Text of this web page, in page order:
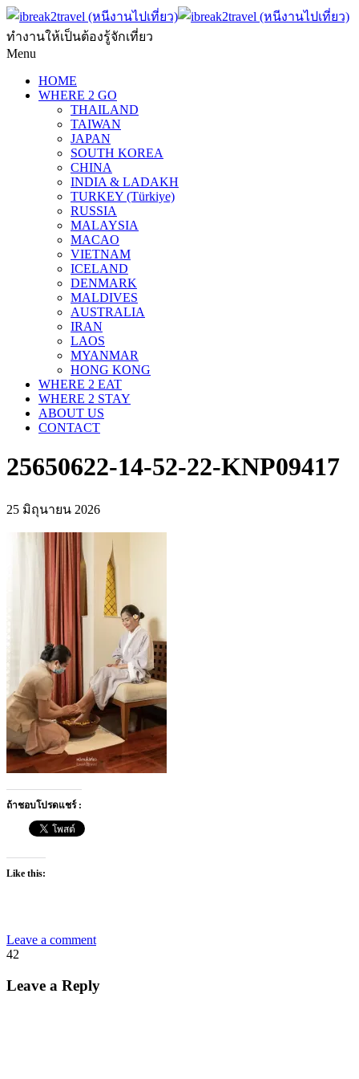
ทำงานให้เป็นต้องรู้จักเที่ยว
Menu
HOME
WHERE 2 GO
THAILAND
TAIWAN
JAPAN
SOUTH KOREA
CHINA
INDIA & LADAKH
TURKEY (Türkiye)
RUSSIA
MALAYSIA
MACAO
VIETNAM
ICELAND
DENMARK
MALDIVES
AUSTRALIA
IRAN
LAOS
MYANMAR
HONG KONG
WHERE 2 EAT
WHERE 2 STAY
ABOUT US
CONTACT
25650622-14-52-22-KNP09417
25 มิถุนายน 2026
ถ้าชอบโปรดแชร์ :
Like this:
Leave a comment
42
Leave a Reply